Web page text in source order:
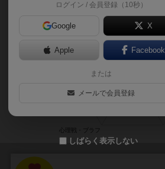
ログイン / 会員登録（10秒）
Google X
Apple Facebook
または
メールで会員登録
しばらく表示しない